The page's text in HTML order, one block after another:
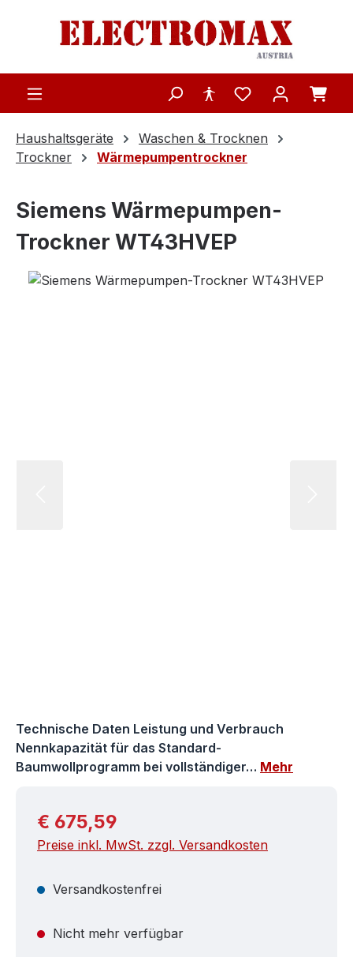
Zum Hauptinhalt springen
Haushaltsgeräte
Waschen & Trocknen
Trockner
Wärmepumpentrockner
Siemens Wärmepumpen-
Trockner WT43HVEP
Bildergalerie überspringen
Technische Daten Leistung und Verbrauch
Nennkapazität für das Standard-
Baumwollprogramm bei vollständiger… Mehr
Regulärer Preis:
€ 675,59
Preise inkl. MwSt. zzgl. Versandkosten
Versandkostenfrei
Nicht mehr verfügbar